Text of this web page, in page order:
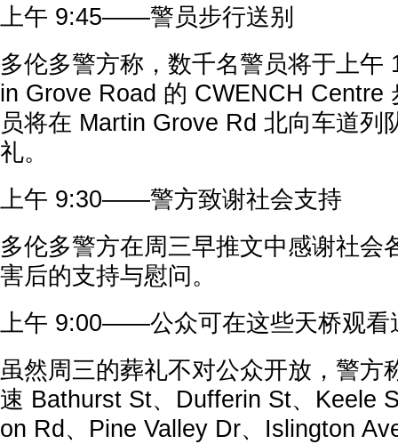
上午 9:45——警员步行送别
多伦多警方称，数千名警员将于上午
in Grove Road 的 CWENCH Centre
员将在 Martin Grove Rd 北向车道列
礼。
上午 9:30——警方致谢社会支持
多伦多警方在周三早推文中感谢社会
害后的支持与慰问。
上午 9:00——公众可在这些天桥观看
虽然周三的葬礼不对公众开放，警方
速 Bathurst St、Dufferin St、Keele
on Rd、Pine Valley Dr、Islington